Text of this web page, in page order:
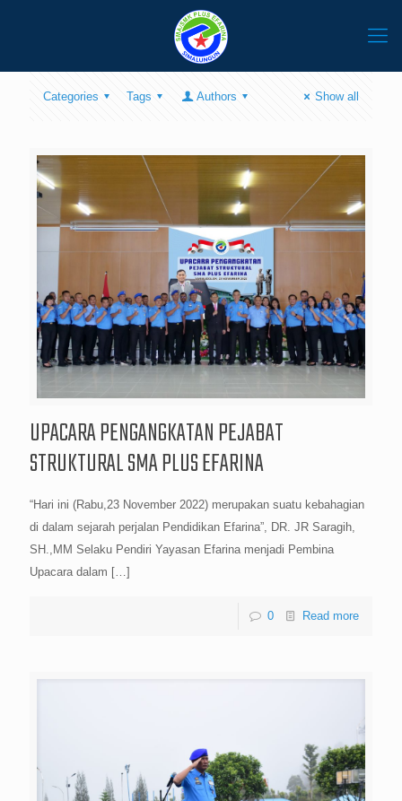
Categories Tags Authors Show all
UPACARA PENGANGKATAN PEJABAT
STRUKTURAL SMA PLUS EFARINA
“Hari ini (Rabu,23 November 2022) merupakan suatu kebahagian
di dalam sejarah perjalan Pendidikan Efarina”, DR. JR Saragih,
SH.,MM Selaku Pendiri Yayasan Efarina menjadi Pembina
Upacara dalam […]
0 Read more